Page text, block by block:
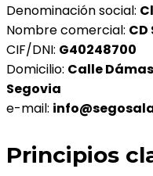
Denominación social:
Nombre comercial: CD
CIF/DNI: G40248700
Domicilio: Calle
Segovia
e-mail:
Principios